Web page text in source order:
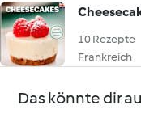
10 Rezepte
Frankreich
Das könnte dir